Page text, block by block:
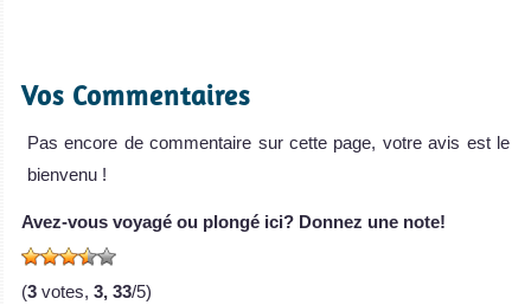
Vos Commentaires
Pas encore de commentaire sur cette page, votre avis est le
bienvenu !
Avez-vous voyagé ou plongé ici? Donnez une note!
(3 votes, 3, 33/5)